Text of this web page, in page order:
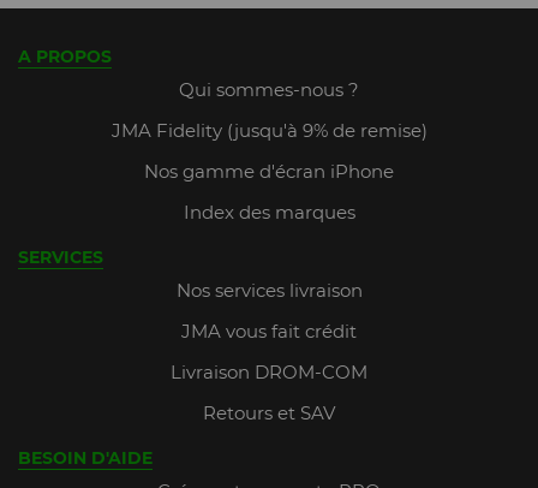
A PROPOS
Qui sommes-nous ?
JMA Fidelity (jusqu'à 9% de remise)
Nos gamme d'écran iPhone
Index des marques
SERVICES
Nos services livraison
JMA vous fait crédit
Livraison DROM-COM
Retours et SAV
BESOIN D'AIDE